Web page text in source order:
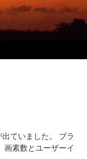
ていました。 ブラ
画素数とユーザーイ